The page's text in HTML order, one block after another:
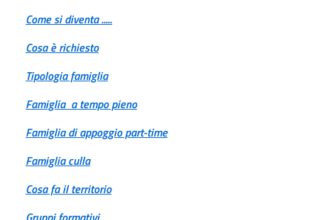
Come si diventa .....
Cosa è richiesto
Tipologia famiglia
Famiglia a tempo pieno
Famiglia di appoggio part-time
Famiglia culla
Cosa fa il territorio